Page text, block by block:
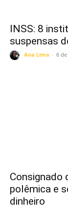
INSS: 8
suspensas
Ana Lima - 6
Consignado
polêmica e
dinheiro